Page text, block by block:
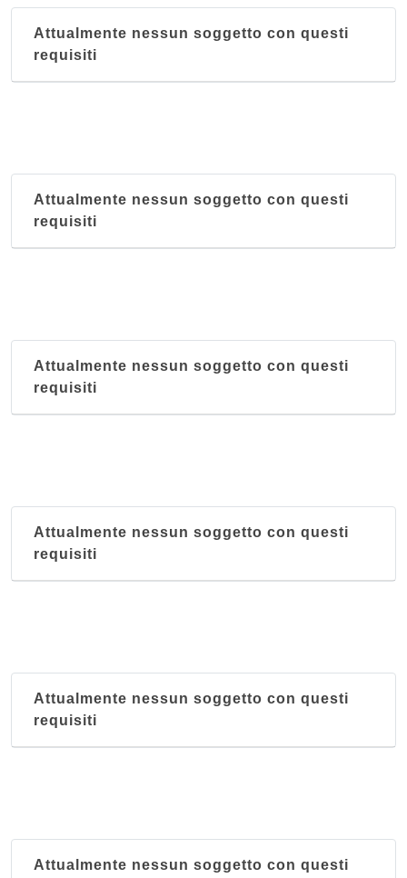
Attualmente nessun soggetto con questi
requisiti
Attualmente nessun soggetto con questi
requisiti
Attualmente nessun soggetto con questi
requisiti
Attualmente nessun soggetto con questi
requisiti
Attualmente nessun soggetto con questi
requisiti
Attualmente nessun soggetto con questi